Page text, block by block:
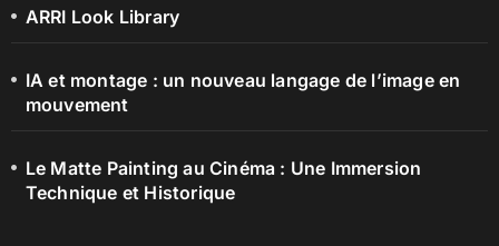
ARRI Look Library
IA et montage : un nouveau langage de l’image en
mouvement
Le Matte Painting au Cinéma : Une Immersion
Technique et Historique